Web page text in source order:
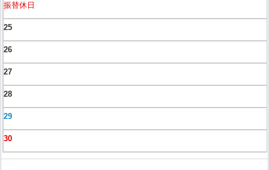
振替休日
25
26
27
28
29
30